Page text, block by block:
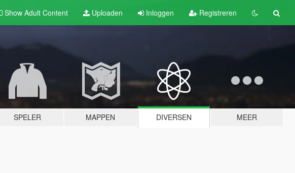
Show Adult Content Uploaden Inloggen Registreren
SPELER MAPPEN DIVERSEN MEER